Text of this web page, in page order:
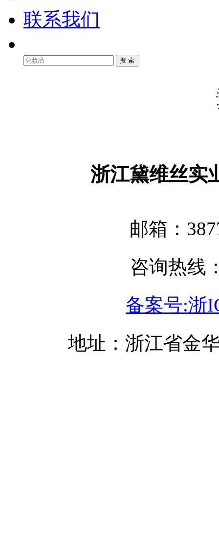
联系我们
浙江黛维丝实
邮箱：
咨询热线
备案号:浙
地址：浙江省金